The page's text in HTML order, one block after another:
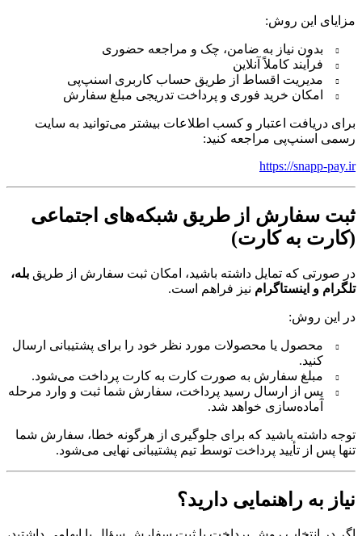
مزایای این روش:
بدون نیاز به ضامن، چک و مراجعه حضوری
فرآیند کاملاً آنلاین
مدیریت اقساط از طریق حساب کاربری اسنپ‌پی
امکان خرید فوری و پرداخت تدریجی مبلغ سفارش
برای دریافت اعتبار و کسب اطلاعات بیشتر می‌توانید به سایت
رسمی اسنپ‌پی مراجعه کنید:
https://snapp-pay.ir
ثبت سفارش از طریق شبکه‌های اجتماعی
(کارت به کارت)
در صورتی که تمایل داشته باشید، امکان ثبت سفارش از طریق بله،
تلگرام و اینستاگرام نیز فراهم است.
در این روش:
محصول یا محصولات مورد نظر خود را برای پشتیبانی ارسال
کنید.
مبلغ سفارش به صورت کارت به کارت پرداخت می‌شود.
پس از ارسال رسید پرداخت، سفارش شما ثبت و وارد مرحله
آماده‌سازی خواهد شد.
توجه داشته باشید که برای جلوگیری از هرگونه خطا، سفارش شما
تنها پس از تأیید پرداخت توسط تیم پشتیبانی نهایی می‌شود.
نیاز به راهنمایی دارید؟